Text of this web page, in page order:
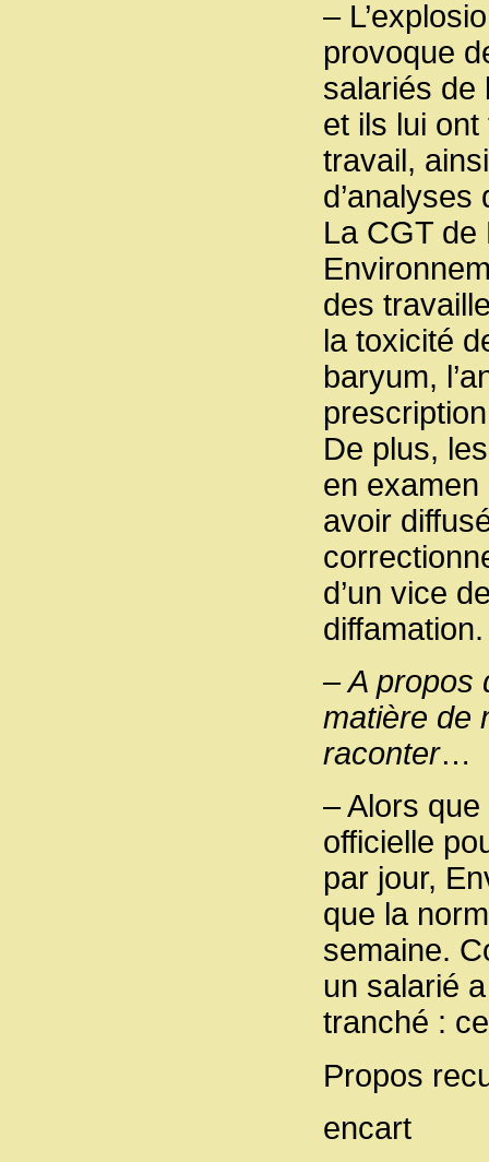
–
provoque
salariés de
et ils lui ont
travail,
d’analyses
La CGT de
des
la toxicité
baryum,
De plus,
en examen
avoir
d’un vice
diffamation.
– A propos
matière de
raconter…
– Alors
officielle
par jour,
que la
semaine.
un salarié
tranché :
Propos
encart